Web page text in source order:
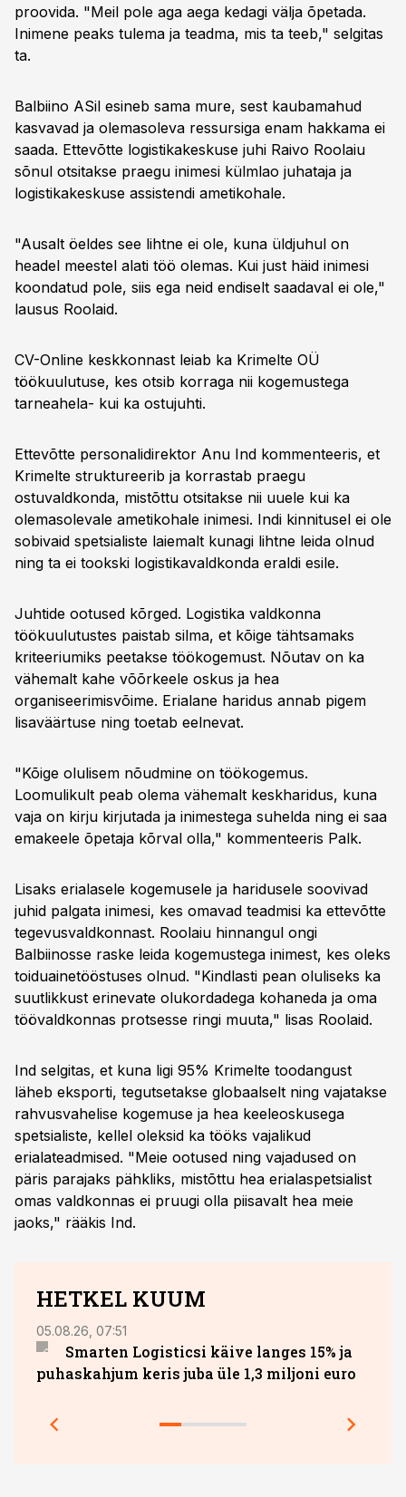
proovida. "Meil pole aga aega kedagi välja õpetada.
Inimene peaks tulema ja teadma, mis ta teeb," selgitas
ta.
Balbiino ASil esineb sama mure, sest kaubamahud
kasvavad ja olemasoleva ressursiga enam hakkama ei
saada. Ettevõtte logistikakeskuse juhi Raivo Roolaiu
sõnul otsitakse praegu inimesi külmlao juhataja ja
logistikakeskuse assistendi ametikohale.
"Ausalt öeldes see lihtne ei ole, kuna üldjuhul on
headel meestel alati töö olemas. Kui just häid inimesi
koondatud pole, siis ega neid endiselt saadaval ei ole,"
lausus Roolaid.
CV-Online keskkonnast leiab ka Krimelte OÜ
töökuulutuse, kes otsib korraga nii kogemustega
tarneahela- kui ka ostujuhti.
Ettevõtte personalidirektor Anu Ind kommenteeris, et
Krimelte struktureerib ja korrastab praegu
ostuvaldkonda, mistõttu otsitakse nii uuele kui ka
olemasolevale ametikohale inimesi. Indi kinnitusel ei ole
sobivaid spetsialiste laiemalt kunagi lihtne leida olnud
ning ta ei tookski logistikavaldkonda eraldi esile.
Juhtide ootused kõrged. Logistika valdkonna
töökuulutustes paistab silma, et kõige tähtsamaks
kriteeriumiks peetakse töökogemust. Nõutav on ka
vähemalt kahe võõrkeele oskus ja hea
organiseerimisvõime. Erialane haridus annab pigem
lisaväärtuse ning toetab eelnevat.
"Kõige olulisem nõudmine on töökogemus.
Loomulikult peab olema vähemalt keskharidus, kuna
vaja on kirju kirjutada ja inimestega suhelda ning ei saa
emakeele õpetaja kõrval olla," kommenteeris Palk.
Lisaks erialasele kogemusele ja haridusele soovivad
juhid palgata inimesi, kes omavad teadmisi ka ettevõtte
tegevusvaldkonnast. Roolaiu hinnangul ongi
Balbiinosse raske leida kogemustega inimest, kes oleks
toiduainetööstuses olnud. "Kindlasti pean oluliseks ka
suutlikkust erinevate olukordadega kohaneda ja oma
töövaldkonnas protsesse ringi muuta," lisas Roolaid.
Ind selgitas, et kuna ligi 95% Krimelte toodangust
läheb eksporti, tegutsetakse globaalselt ning vajatakse
rahvusvahelise kogemuse ja hea keeleoskusega
spetsialiste, kellel oleksid ka tööks vajalikud
erialateadmised. "Meie ootused ning vajadused on
päris parajaks pähkliks, mistõttu hea erialaspetsialist
omas valdkonnas ei pruugi olla piisavalt hea meie
jaoks," rääkis Ind.
HETKEL KUUM
05.08.26, 07:51
Smarten Logisticsi käive langes 15% ja
puhaskahjum keris juba üle 1,3 miljoni euro